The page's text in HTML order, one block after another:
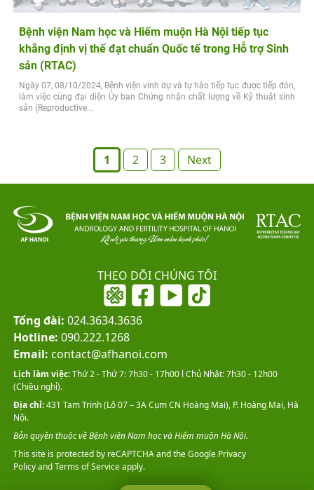
Bệnh viện Nam học và Hiếm muộn Hà Nội tiếp tục
khẳng định vị thế đạt chuẩn Quốc tế trong Hỗ trợ Sinh
sản (RTAC)
Ngày 07, 08/10/2024, Bệnh viện vinh dự và tự hào tiếp tục được tiếp đón,
làm việc cùng đại diện Ủy ban Chứng nhận chất lượng về Kỹ thuật sinh
sản (Reproductive...
1 2 3 Next
THEO DÕI CHÚNG TÔI
Tổng đài: 024.3634.3636
Hotline: 090.222.1268
Email: contact@afhanoi.com
This site is protected by reCAPTCHA and the GooglePrivacy
PolicyandTerms of Serviceapply.
Lịch làm việc:Thứ 2 - Thứ 7: 7h30 - 17h00 l Chủ Nhật: 7h30 - 12h00
(Chiều nghỉ).
Địa chỉ:431 Tam Trinh (Lô 07 – 3A Cụm CN Hoàng Mai), P. Hoàng Mai, Hà
Nội.
Bản quyền thuộc về Bệnh viện Nam học và Hiếm muộn Hà Nội.